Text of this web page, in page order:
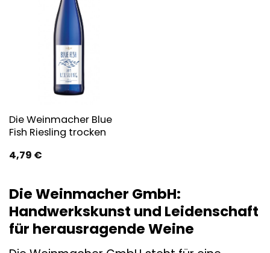
Die Weinmacher Blue
Fish Riesling trocken
4,79 €
Die Weinmacher GmbH:
Handwerkskunst und Leidenschaft
für herausragende Weine